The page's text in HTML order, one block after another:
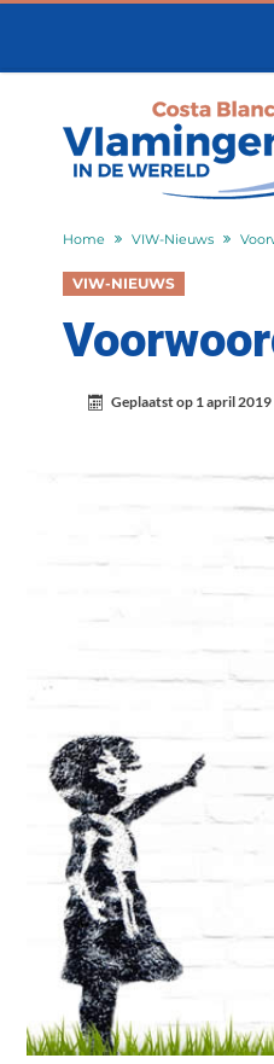
Home VIW-Nieuws
VIW-NIEUWS
Geplaatst op 1 april 2019